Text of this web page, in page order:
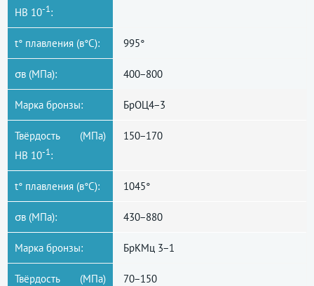
НВ 10-1:
t° плавления (в°С): 995°
σв (МПа): 400−800
Марка бронзы: БрОЦ4−3
Твёрдость (МПа)
НВ 10-1:
150−170
t° плавления (в°С): 1045°
σв (МПа): 430−880
Марка бронзы: БрКМц 3−1
Твёрдость (МПа)
70−150